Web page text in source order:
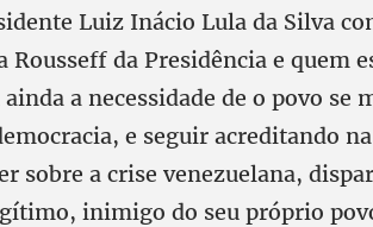
Luiz Inácio Lula da Silva
da Presidência e quem
a necessidade de o povo se
e seguir acreditando
sobre a crise venezuelana,
inimigo do seu próprio